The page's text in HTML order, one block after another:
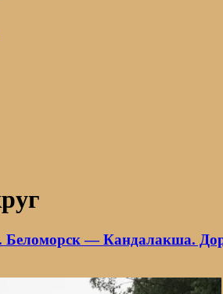
— Кандалакша.